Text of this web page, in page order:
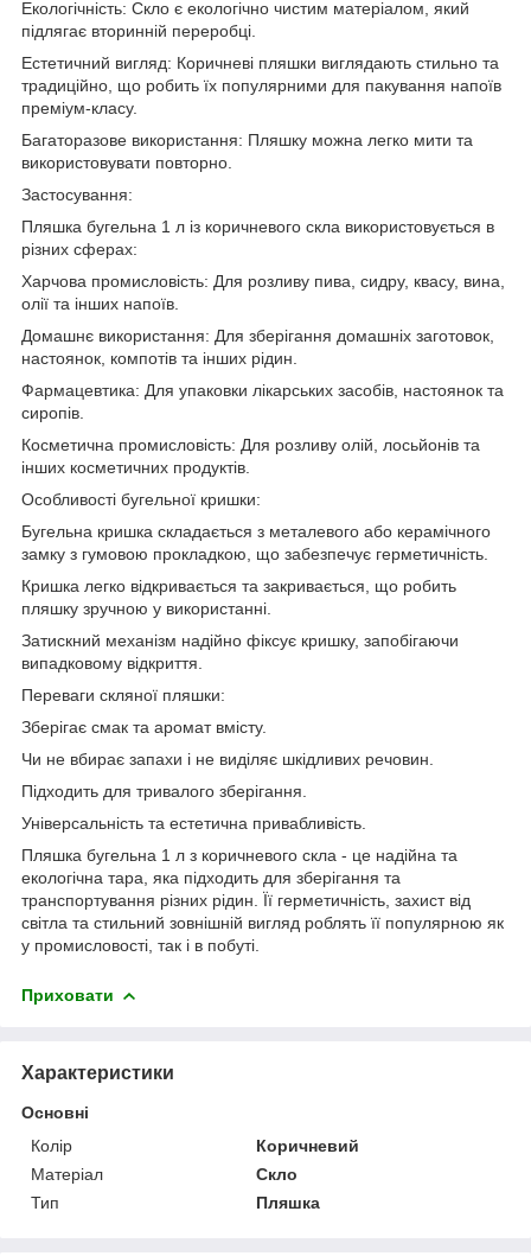
Екологічність: Скло є екологічно чистим матеріалом, який
підлягає вторинній переробці.
Естетичний вигляд: Коричневі пляшки виглядають стильно та
традиційно, що робить їх популярними для пакування напоїв
преміум-класу.
Багаторазове використання: Пляшку можна легко мити та
використовувати повторно.
Застосування:
Пляшка бугельна 1 л із коричневого скла використовується в
різних сферах:
Харчова промисловість: Для розливу пива, сидру, квасу, вина,
олії та інших напоїв.
Домашнє використання: Для зберігання домашніх заготовок,
настоянок, компотів та інших рідин.
Фармацевтика: Для упаковки лікарських засобів, настоянок та
сиропів.
Косметична промисловість: Для розливу олій, лосьйонів та
інших косметичних продуктів.
Особливості бугельної кришки:
Бугельна кришка складається з металевого або керамічного
замку з гумовою прокладкою, що забезпечує герметичність.
Кришка легко відкривається та закривається, що робить
пляшку зручною у використанні.
Затискний механізм надійно фіксує кришку, запобігаючи
випадковому відкриття.
Переваги скляної пляшки:
Зберігає смак та аромат вмісту.
Чи не вбирає запахи і не виділяє шкідливих речовин.
Підходить для тривалого зберігання.
Універсальність та естетична привабливість.
Пляшка бугельна 1 л з коричневого скла - це надійна та
екологічна тара, яка підходить для зберігання та
транспортування різних рідин. Її герметичність, захист від
світла та стильний зовнішній вигляд роблять її популярною як
у промисловості, так і в побуті.
Приховати
Характеристики
Основні
Колір
Коричневий
Матеріал
Скло
Тип
Пляшка